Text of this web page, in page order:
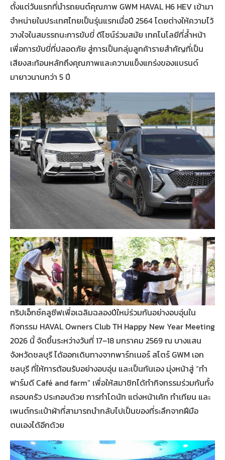
ตั้งแต่วันแรกที่นำรถยนต์คุณภาพ GWM HAVAL H6 HEV เข้ามา
จำหน่ายในประเทศไทยเป็นรุ่นแรกเมื่อปี 2564 โดยต่างให้ความไว้
วางใจในสมรรถนะการขับขี่ ดีไซน์ร่วมสมัย เทคโนโลยีที่ล้ำหน้า
เพื่อการขับขี่ที่ปลอดภัย สู่การเป็นกลุ่มลูกค้ารายสำคัญที่เป็น
เสียงสะท้อนหลักถึงคุณภาพและความแข็งแกร่งของแบรนด์
มายาวนานกว่า 5 ปี
ทริปเอ็กซ์คลูซีฟเพื่อเฉลิมฉลองปีใหม่ร่วมกันอย่างอบอุ่นใน
กิจกรรม HAVAL Owners Club TH Happy New Year Meeting
2026 นี้ จัดขึ้นระหว่างวันที่ 17–18 มกราคม 2569 ณ บางแสน
จังหวัดชลบุรี ได้ออกเดินทางจากพาร์ทเนอร์ สโตร์ GWM เอก
ชลบุรี ที่ให้การต้อนรับอย่างอบอุ่น และเป็นกันเอง มุ่งหน้าสู่ “ทำ
ฟาร์มดี Café and farm” เพื่อให้สมาชิกได้ทำกิจกรรมร่วมกันทั้ง
ครอบครัว ประกอบด้วย การทำโดนัท แต่งหน้าเค้ก ทำเทียน และ
เพนต์กระเป๋าผ้าที่สามารถนำกลับไปเป็นของที่ระลึกจากฝีมือ
ตนเองได้อีกด้วย